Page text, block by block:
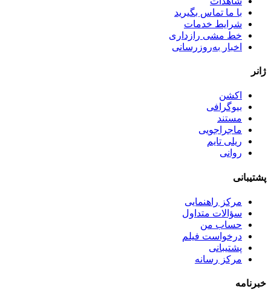
با ما تماس بگیرید
شرایط خدمات
خط مشی رازداری
اخبار به‌روزرسانی
ژانر
اکشن
بیوگرافی
مستند
ماجراجویی
ریلی تایم
روانی
پشتیبانی
مرکز راهنمایی
سؤالات متداول
حساب من
درخواست فیلم
پشتیبانی
مرکز رسانه
خبرنامه